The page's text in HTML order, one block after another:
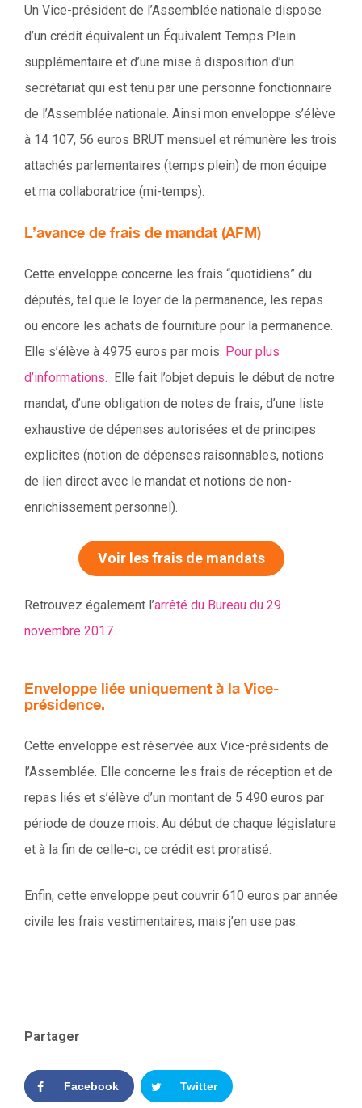
Un Vice-président de l’Assemblée nationale dispose
d’un crédit équivalent un Équivalent Temps Plein
supplémentaire et d’une mise à disposition d’un
secrétariat qui est tenu par une personne fonctionnaire
de l’Assemblée nationale. Ainsi mon enveloppe s’élève
à 14 107, 56 euros BRUT mensuel et rémunère les trois
attachés parlementaires (temps plein) de mon équipe
et ma collaboratrice (mi-temps).
L’avance de frais de mandat (AFM)
Cette enveloppe concerne les frais “quotidiens” du
députés, tel que le loyer de la permanence, les repas
ou encore les achats de fourniture pour la permanence.
Elle s’élève à 4975 euros par mois. Pour plus
d’informations. Elle fait l’objet depuis le début de notre
mandat, d’une obligation de notes de frais, d’une liste
exhaustive de dépenses autorisées et de principes
explicites (notion de dépenses raisonnables, notions
de lien direct avec le mandat et notions de non-
enrichissement personnel).
Voir les frais de mandats
Retrouvez également l’arrêté du Bureau du 29
novembre 2017.
Enveloppe liée uniquement à la Vice-
présidence.
Cette enveloppe est réservée aux Vice-présidents de
l’Assemblée. Elle concerne les frais de réception et de
repas liés et s’élève d’un montant de 5 490 euros par
période de douze mois. Au début de chaque législature
et à la fin de celle-ci, ce crédit est proratisé.
Enfin, cette enveloppe peut couvrir 610 euros par année
civile les frais vestimentaires, mais j’en use pas.
Partager
Facebook Twitter